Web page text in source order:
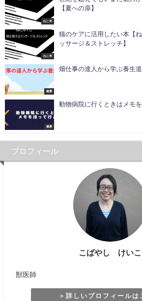
ねこ本
【夏への扉】
ねこ本
猫のケアに活用したい本【
ッサージ＆ストレッチ】
健康
畑仕事の達人から学ぶ養生道
健康
動物病院に行くときはメモ
プロフィール
こばやし けいこ
獣医師
＞詳しいプロフィールは